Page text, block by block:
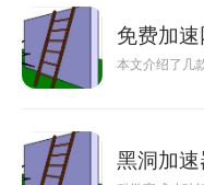
免费加
本文介绍了几
黑洞加